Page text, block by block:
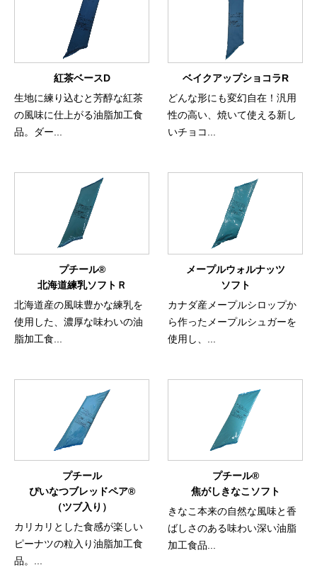
紅茶ベースD
生地に練り込むと芳醇な紅茶
の風味に仕上がる油脂加工食
品。ダー...
ベイクアップショコラR
どんな形にも変幻自在！汎用
性の高い、焼いて使える新し
いチョコ...
プチール®
北海道練乳ソフトＲ
北海道産の風味豊かな練乳を
使用した、濃厚な味わいの油
脂加工食...
メープルウォルナッツ
ソフト
カナダ産メープルシロップか
ら作ったメープルシュガーを
使用し、...
プチール
ぴいなつブレッドペア®
（ツブ入り）
カリカリとした食感が楽しい
ピーナツの粒入り油脂加工食
品。...
プチール®
焦がしきなこソフト
きなこ本来の自然な風味と香
ばしさのある味わい深い油脂
加工食品...